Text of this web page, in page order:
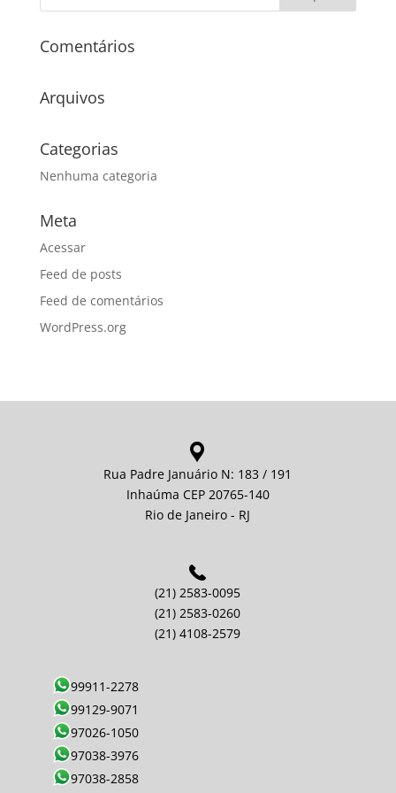
Comentários
Arquivos
Categorias
Nenhuma categoria
Meta
Acessar
Feed de posts
Feed de comentários
WordPress.org
Rua Padre Januário N: 183 / 191
Inhaúma CEP 20765-140
Rio de Janeiro - RJ
(21) 2583-0095
(21) 2583-0260
(21) 4108-2579
99911-2278
99129-9071
97026-1050
97038-3976
97038-2858